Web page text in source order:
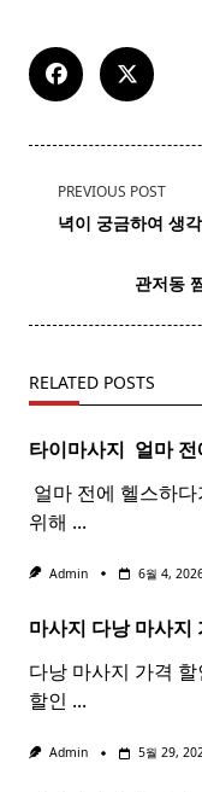
<span
class="nav-
text">Page</span>
PREVIOUS POST
녁이 궁금하여 생
관저동
RELATED POSTS
타이마사지 ​ 얼마
얼마 전에 헬스하
위해 ...
Admin 6월 4,
마사지 다낭마사지
다낭 마사지 가격
할인 ...
Admin 5월 29,